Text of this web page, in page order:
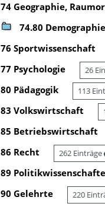
74 Geographie,
74.80 Demographie
76 Sportwissenschaft
77 Psychologie 26
80 Pädagogik 113
83 Volkswirtschaft
85 Betriebswirtschaft
86 Recht 262 Einträge
89
90 Gelehrte 220